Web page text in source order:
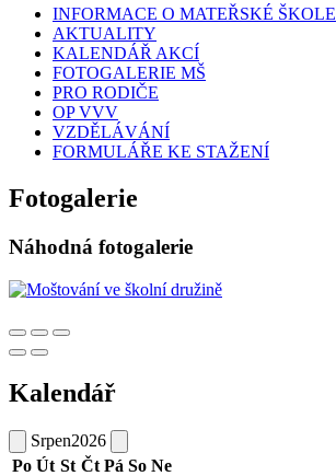
INFORMACE O MATEŘSKÉ ŠKOLE
AKTUALITY
KALENDÁŘ AKCÍ
FOTOGALERIE MŠ
PRO RODIČE
OP VVV
VZDĚLÁVÁNÍ
FORMULÁŘE KE STAŽENÍ
Fotogalerie
Náhodná fotogalerie
Kalendář
Srpen2026
Po Út St Čt Pá So Ne